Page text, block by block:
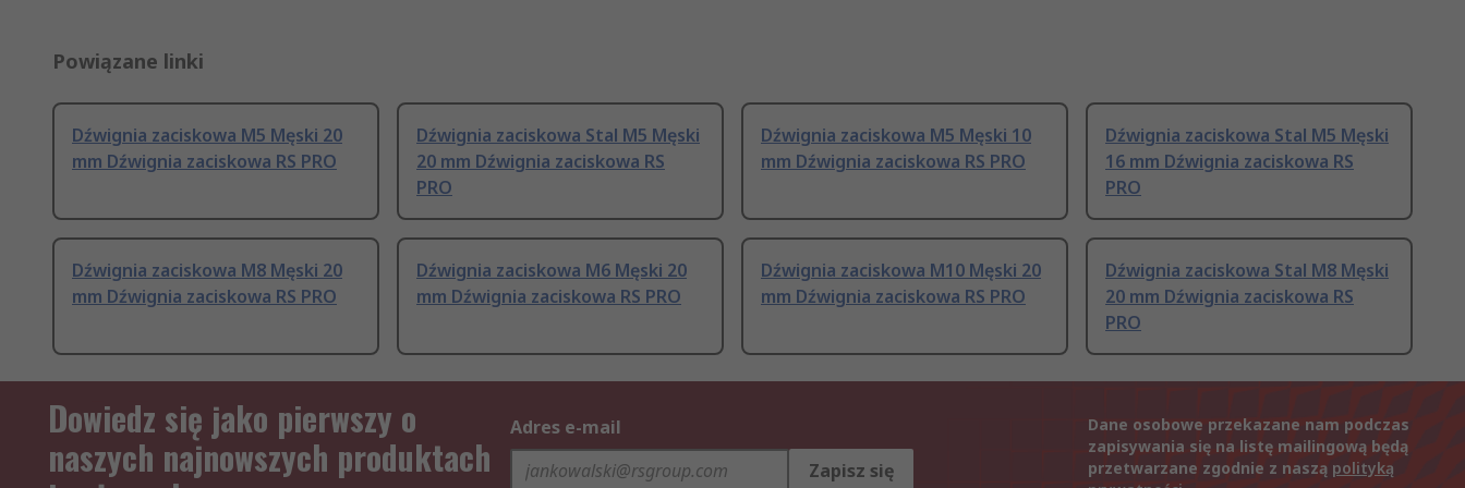
Powiązane linki
Dźwignia zaciskowa M5 Męski 20
mm Dźwignia zaciskowa RS PRO
Dźwignia zaciskowa Stal M5 Męski
20 mm Dźwignia zaciskowa RS
PRO
Dźwignia zaciskowa M5 Męski 10
mm Dźwignia zaciskowa RS PRO
Dźwignia zaciskowa Stal M5 Męski
16 mm Dźwignia zaciskowa RS
PRO
Dźwignia zaciskowa M8 Męski 20
mm Dźwignia zaciskowa RS PRO
Dźwignia zaciskowa M6 Męski 20
mm Dźwignia zaciskowa RS PRO
Dźwignia zaciskowa M10 Męski 20
mm Dźwignia zaciskowa RS PRO
Dźwignia zaciskowa Stal M8 Męski
20 mm Dźwignia zaciskowa RS
PRO
Dowiedz się jako pierwszy o
naszych najnowszych produktach
Adres e-mail
Zapisz się
Dane osobowe przekazane nam podczas
zapisywania się na listę mailingową będą
przetwarzane zgodnie z naszą polityką